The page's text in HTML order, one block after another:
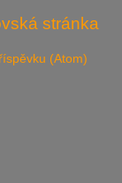
stránka
(Atom)